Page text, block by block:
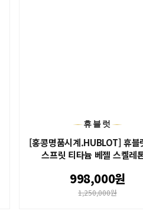
휴블럿
[홍콩명품시계.HUBLOT] 휴블
스프릿 티타늄 베젤 스켈레
998,000원
1,250,000원